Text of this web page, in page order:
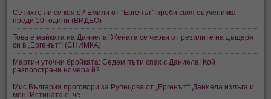
Сетихте ли се коя е? Емили от "Ергенът" преби своя съученичка
преди 10 години (ВИДЕО)
Това е майката на Даниела! Жената се черви от резилите на дъщеря
си в „Ергенът“! (СНИМКА)
Мартин уточни бройката: Седем пъти спах с Даниела! Кой
разпространи номера й?
Мис България проговори за Рупецова от „Ергенът“: Даниела излъга и
мен! Истината е, че…